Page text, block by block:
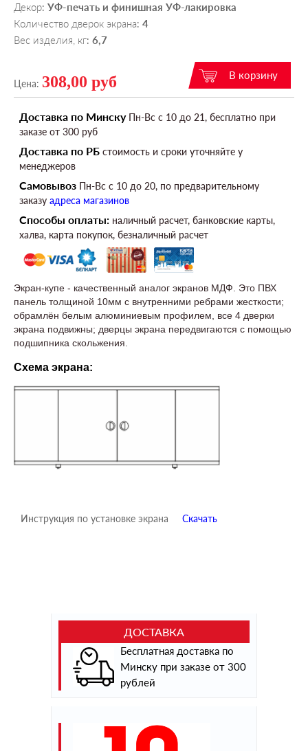
Декор: УФ-печать и финишная УФ-лакировка
Количество дверок экрана: 4
Вес изделия, кг: 6,7
Цена: 308,00 руб
Доставка по МинскуПн-Вс c 10 до 21, бесплатно при
заказе от 300 руб
Доставка по РБ стоимость и сроки уточняйте у
менеджеров
Самовывоз Пн-Вс c 10 до 20, по предварительному
заказу адреса магазинов
Способы оплаты: наличный расчет, банковские карты,
халва, карта покупок, безналичный расчет
Экран-купе - качественный аналог экранов МДФ. Это ПВХ
панель толщиной 10мм с внутренними ребрами жесткости;
обрамлён белым алюминиевым профилем, все 4 дверки
экрана подвижны; дверцы экрана передвигаются с помощью
подшипника скольжения.
Схема экрана:
Инструкция по установке экрана Скачать
ДОСТАВКА
Бесплатная доставка по
Минску при заказе от 300
рублей